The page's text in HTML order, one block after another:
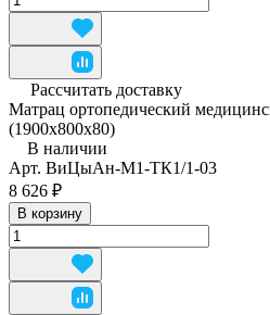
Рассчитать доставку
Матрац ортопедический
(1900х800х80)
В наличии
Арт. ВиЦыАн-М1-ТК1/1-03
8 626 ₽
В корзину